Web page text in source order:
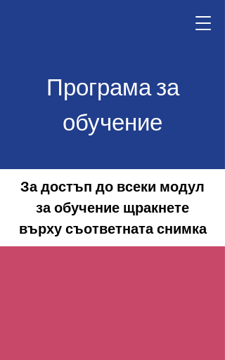
Програма за
обучение
За достъп до всеки модул
за обучение щракнете
върху съответната снимка